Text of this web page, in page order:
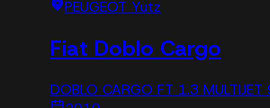
PEUGEOT Yutz
Fiat Doblo Cargo
DOBLO CARGO FT 1.3 MULTIJET